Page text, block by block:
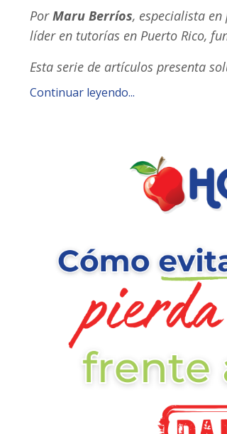
Por Maru Berríos, especialista en
líder en tutorías en Puerto Rico,
Esta serie de artículos presenta
Continuar leyendo...